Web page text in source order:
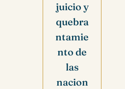
juicio y
quebra
ntamie
nto de
las
nacion